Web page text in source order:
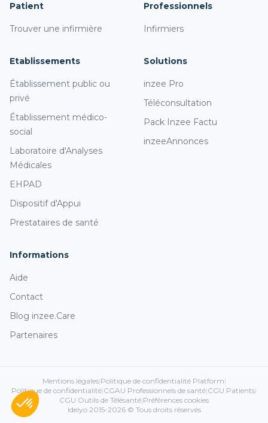
Patient
Trouver une infirmière
Professionnels
Infirmiers
Etablissements
Établissement public ou
privé
Établissement médico-
social
Laboratoire d'Analyses
Médicales
EHPAD
Dispositif d'Appui
Prestataires de santé
Solutions
inzee Pro
Téléconsultation
Pack Inzee Factu
inzeeAnnonces
Informations
Aide
Contact
Blog inzee.Care
Partenaires
Mentions légales|Politique de confidentialité Platform|
Politique de confidentialité|CGAU Professionnels de santé|CGU Patients|
CGU Outils de Télésanté|Préférences cookies
Idelyo 2015-2026 © Tous droits réservés